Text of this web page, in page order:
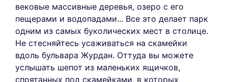
вековые массивные деревья, озеро с его
пещерами и водопадами... Все это делает парк
одним из самых буколических мест в столице.
Не стесняйтесь усаживаться на скамейки
вдоль бульвара Журдан. Оттуда вы можете
услышать шепот из маленьких ящичков,
спрятанных под скамейками, в которых